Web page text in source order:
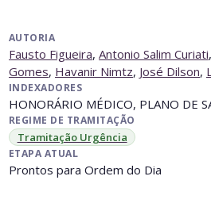
AUTORIA
Fausto Figueira, Antonio Salim Curiati,
Gomes, Havanir Nimtz, José Dilson,
INDEXADORES
HONORÁRIO MÉDICO, PLANO DE
REGIME DE TRAMITAÇÃO
Tramitação Urgência
ETAPA ATUAL
Prontos para Ordem do Dia